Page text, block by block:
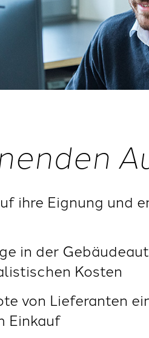
ihre Eignung und
in der
Kosten
von Lieferanten
Einkauf